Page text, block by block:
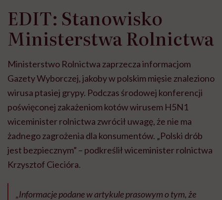
EDIT: Stanowisko
Ministerstwa Rolnictwa
Ministerstwo Rolnictwa zaprzecza informacjom
Gazety Wyborczej, jakoby w polskim mięsie znaleziono
wirusa ptasiej grypy. Podczas środowej konferencji
poświęconej zakażeniom kotów wirusem H5N1
wiceminister rolnictwa zwrócił uwagę, że nie ma
żadnego zagrożenia dla konsumentów. „Polski drób
jest bezpiecznym” – podkreślił wiceminister rolnictwa
Krzysztof Ciecióra.
„Informacje podane w artykule prasowym o tym, że